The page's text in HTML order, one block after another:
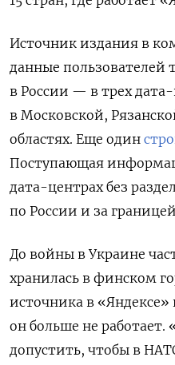
Источник издания в
данные пользователей
в России — в трех
в Московской,
областях. Еще один
Поступающая
дата-центрах без
по России и за
До войны в Украине
хранилась в финском
источника в
он больше не
допустить, чтобы в